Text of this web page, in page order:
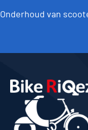
Onderhoud van